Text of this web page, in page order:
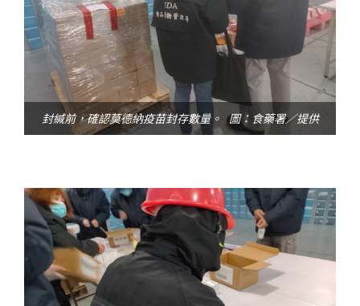
封緘前，確認莫德納疫苗封存數量。 圖：食藥署／提供